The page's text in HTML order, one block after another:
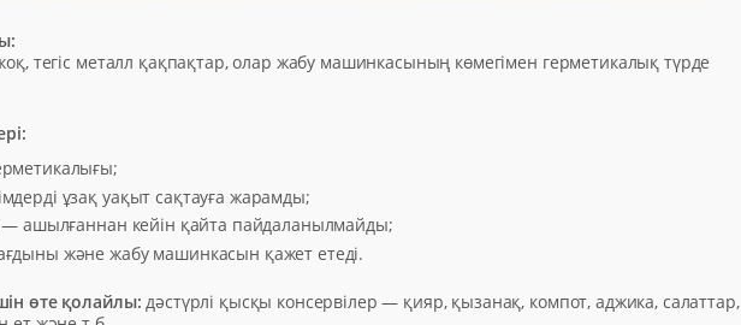
тегіс металл қақпақтар, олар жабу машинкасының көмегімен герметикалық түрде
ұзақ уақыт сақтауға жарамды;
— ашылғаннан кейін қайта пайдаланылмайды;
және жабу машинкасын қажет етеді.
өте қолайлы: дәстүрлі қысқы консервілер — қияр, қызанақ, компот, аджика, салаттар,